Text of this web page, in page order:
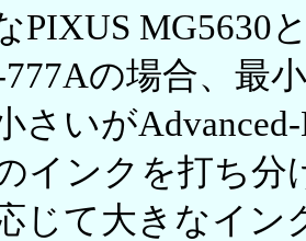
PIXUS MG5630
の場合、最
さいが
インクを打ち分
じて大きなイン